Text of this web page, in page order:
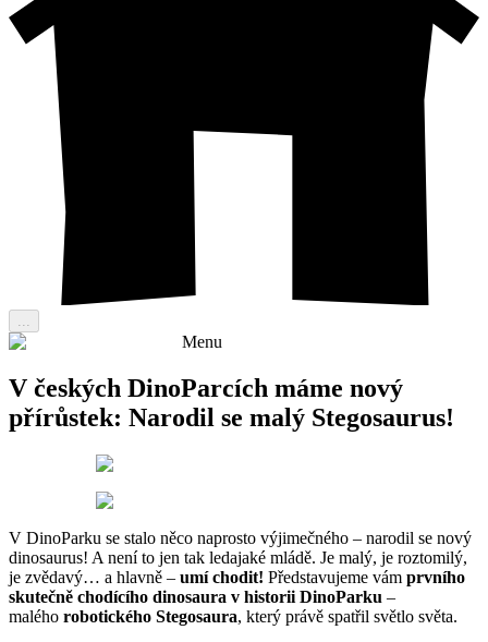
Menu
V českých DinoParcích máme nový
přírůstek: Narodil se malý Stegosaurus!
V DinoParku se stalo něco naprosto výjimečného – narodil se nový
dinosaurus! A není to jen tak ledajaké mládě. Je malý, je roztomilý,
je zvědavý… a hlavně – umí chodit! Představujeme vám prvního
skutečně chodícího dinosaura v historii DinoParku –
malého robotického Stegosaura, který právě spatřil světlo světa.